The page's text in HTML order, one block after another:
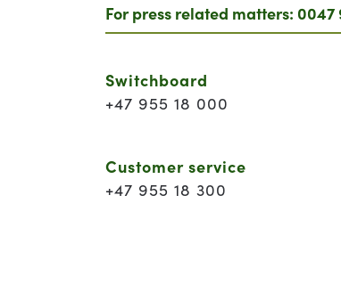
For press related matters: 0047
Switchboard
+47 955 18 000
Customer service
+47 955 18 300